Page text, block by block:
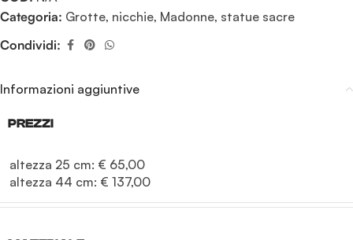
Categoria: Grotte, nicchie, Madonne, statue sacre
Condividi:
Informazioni aggiuntive
PREZZI
altezza 25 cm: € 65,00
altezza 44 cm: € 137,00